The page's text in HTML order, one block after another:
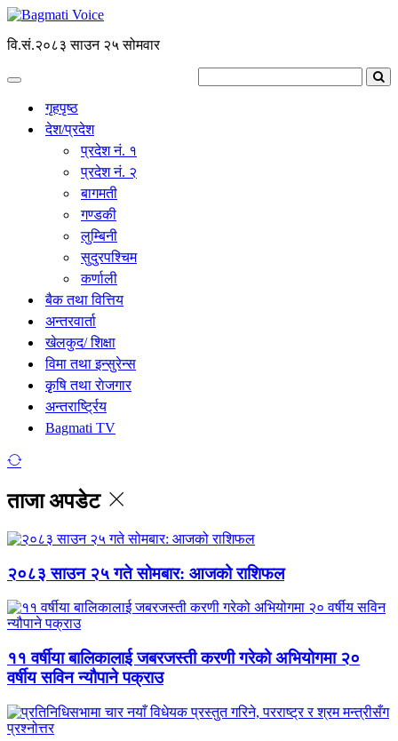
वि.सं.२०८३ साउन २५ सोमवार
गृहपृष्ठ
देश/प्रदेश
प्रदेश नं. १
प्रदेश नं. २
बागमती
गण्डकी
लुम्बिनी
सुदुरपश्चिम
कर्णाली
बैक तथा वित्तिय
अन्तरवार्ता
खेलकुद/ शिक्षा
विमा तथा इन्सुरेन्स
कृृषि तथा राेजगार
अन्तरार्ष्ट्रिय
Bagmati TV
ताजा अपडेट
२०८३ साउन २५ गते सोमबार: आजको राशिफल
११ वर्षीया बालिकालाई जबरजस्ती करणी गरेको अभियोगमा २०
वर्षीय सविन न्यौपाने पक्राउ